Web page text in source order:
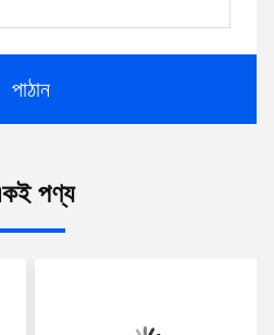
পাঠান
পণ্য